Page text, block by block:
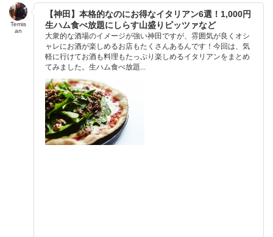
Temis
an
【神田】本格的なのにお得なイタリアン6選！1,000円
生ハム食べ放題にしらす山盛りピッツァなど
大衆的な酒場のイメージが強い神田ですが、雰囲気が良くオシ
ャレにお酒が楽しめるお店もたくさんあるんです！今回は、気
軽に行けてお酒も料理もたっぷり楽しめるイタリアンをまとめ
てみました。生ハム食べ放題...